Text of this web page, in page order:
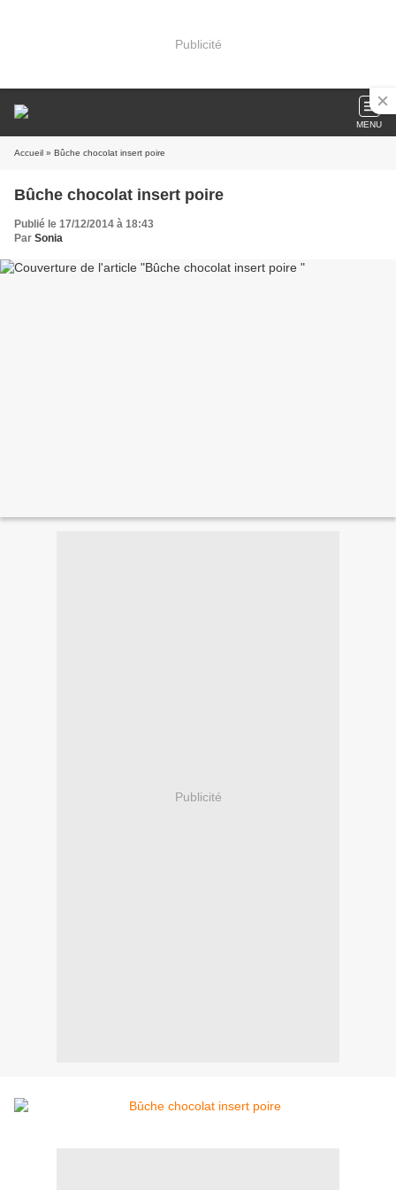
Publicité
MENU
Accueil » Bûche chocolat insert poire
Bûche chocolat insert poire
Publié le 17/12/2014 à 18:43
Par Sonia
Publicité